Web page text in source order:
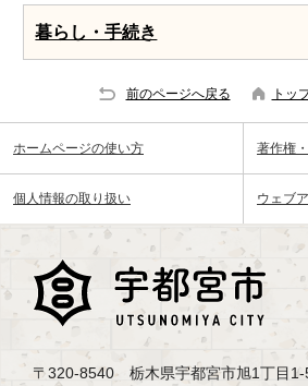
暮らし・手続き
前のページへ戻る トッ
ホームページの使い方 著作権
個人情報の取り扱い ウェブ
〒320-8540 栃木県宇都宮市旭1丁目1-